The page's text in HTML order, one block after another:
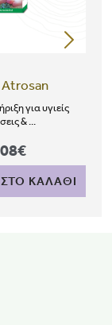
Atrosan
για υγιείς
& ...
ΚΑΛΑΘΙ